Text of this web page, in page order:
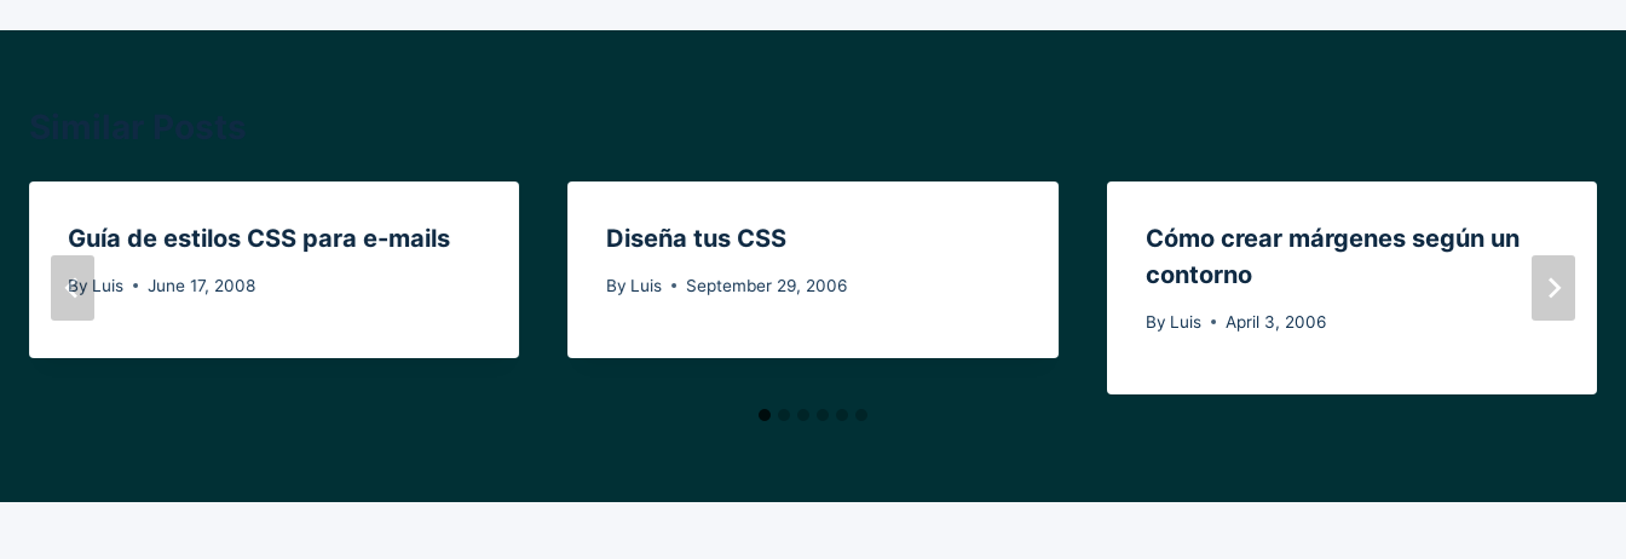
Guía de estilos CSS para e-mails
By Luis June 17, 2008
Diseña tus CSS
By Luis September 29, 2006
Cómo crear márgenes según un
contorno
By Luis April 3, 2006